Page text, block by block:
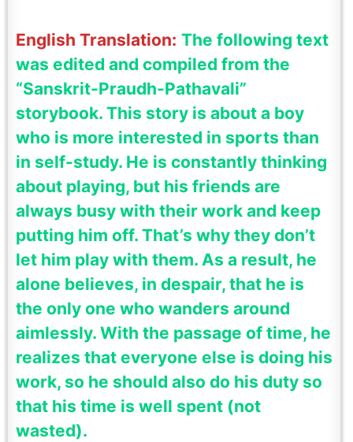
English Translation: The following text
was edited and compiled from the
“Sanskrit-Praudh-Pathavali”
storybook. This story is about a boy
who is more interested in sports than
in self-study. He is constantly thinking
about playing, but his friends are
always busy with their work and keep
putting him off. That’s why they don’t
let him play with them. As a result, he
alone believes, in despair, that he is
the only one who wanders around
aimlessly. With the passage of time, he
realizes that everyone else is doing his
work, so he should also do his duty so
that his time is well spent (not
wasted).